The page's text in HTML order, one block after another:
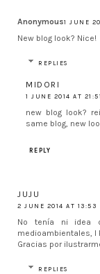
Anonymous1 JUNE
New blog look? Nice!
REPLIES
MIDORI
1 JUNE 2014 AT 21:51
new blog look?
same blog, new
REPLY
JUJU
2 JUNE 2014 AT 13:53
No tenía ni idea
medioambientales, I
Gracias por
REPLIES